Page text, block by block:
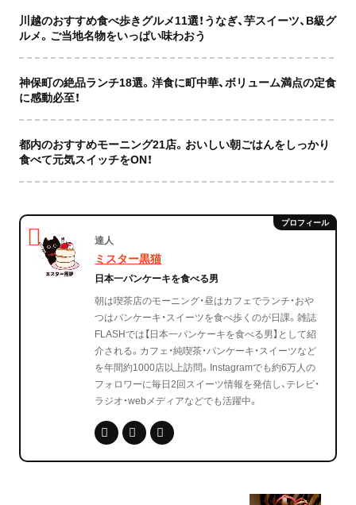
川越のおすすめ食べ歩きグルメ11選！うなぎ、芋スイーツ、B級グ
ルメ。ご当地名物をいっぱい味わおう
神保町の絶品ランチ18選。洋食に町中華、ボリューム満点の定食
に感動必至！
都内のおすすめモーニング21店。おいしい朝ごはんをしっかり
食べて元気スイッチをON！
達人
ミスター黒猫
日本一パンケーキを食べる男
朝は喫茶店のモーニング・昼はカフェでランチ・おや
つはパンケーキ・スイーツを食べ歩くのが日課。雑誌
FLASHでは【日本一パンケーキを食べる男】として紹
介される。カフェ・純喫茶・パンケーキ・スイーツなど
を年間約1000店以上訪問。Instagramでも約6万人の
フォロワーに毎日2回スイーツ情報を発信し、テレビ・
ラジオ・webメディアなどでも活躍中。